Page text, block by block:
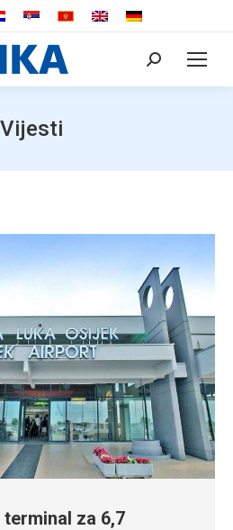
Search:
Vijesti
za 6,7